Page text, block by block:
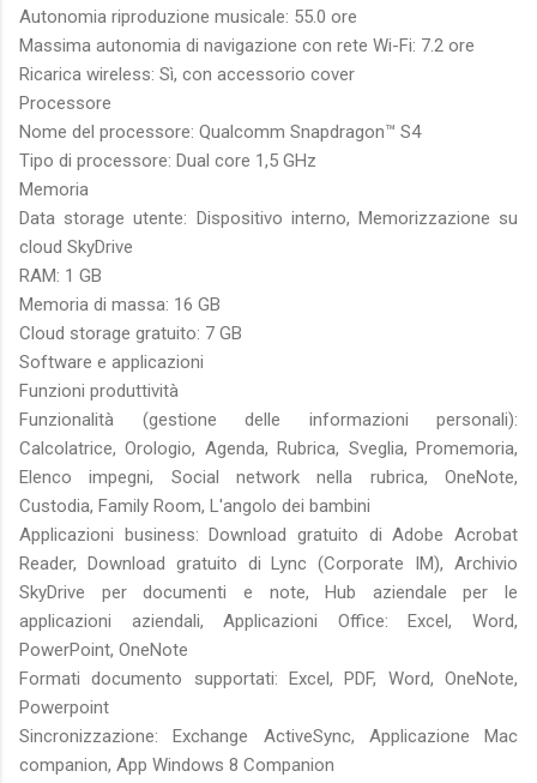
Autonomia riproduzione musicale: 55.0 ore
Massima autonomia di navigazione con rete Wi-Fi: 7.2 ore
Ricarica wireless: Sì, con accessorio cover
Processore
Nome del processore: Qualcomm Snapdragon™ S4
Tipo di processore: Dual core 1,5 GHz
Memoria
Data storage utente: Dispositivo interno, Memorizzazione su
cloud SkyDrive
RAM: 1 GB
Memoria di massa: 16 GB
Cloud storage gratuito: 7 GB
Software e applicazioni
Funzioni produttività
Funzionalità (gestione delle informazioni personali):
Calcolatrice, Orologio, Agenda, Rubrica, Sveglia, Promemoria,
Elenco impegni, Social network nella rubrica, OneNote,
Custodia, Family Room, L'angolo dei bambini
Applicazioni business: Download gratuito di Adobe Acrobat
Reader, Download gratuito di Lync (Corporate IM), Archivio
SkyDrive per documenti e note, Hub aziendale per le
applicazioni aziendali, Applicazioni Office: Excel, Word,
PowerPoint, OneNote
Formati documento supportati: Excel, PDF, Word, OneNote,
Powerpoint
Sincronizzazione: Exchange ActiveSync, Applicazione Mac
companion, App Windows 8 Companion